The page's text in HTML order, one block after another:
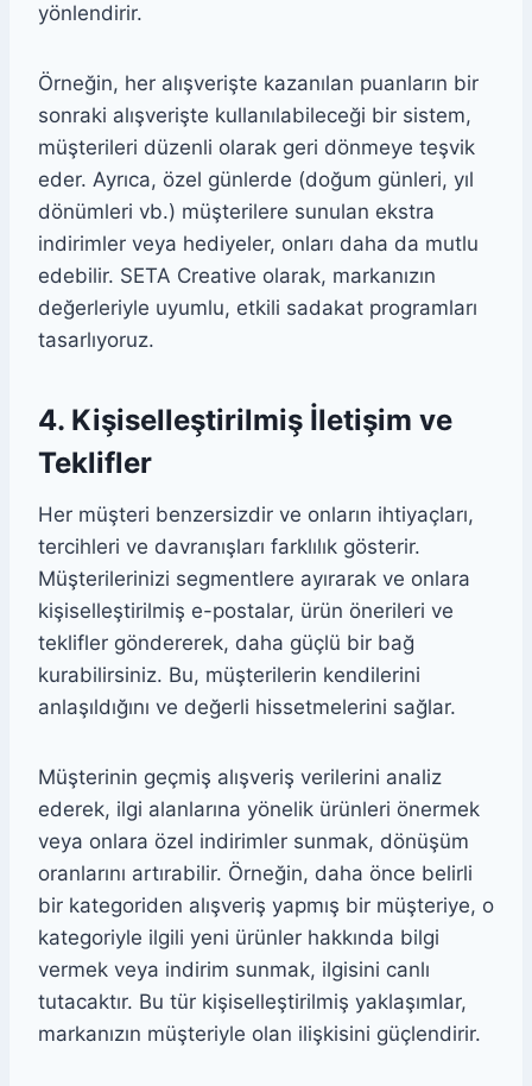
yönlendirir.
Örneğin, her alışverişte kazanılan puanların bir
sonraki alışverişte kullanılabileceği bir sistem,
müşterileri düzenli olarak geri dönmeye teşvik
eder. Ayrıca, özel günlerde (doğum günleri, yıl
dönümleri vb.) müşterilere sunulan ekstra
indirimler veya hediyeler, onları daha da mutlu
edebilir. SETA Creative olarak, markanızın
değerleriyle uyumlu, etkili sadakat programları
tasarlıyoruz.
4. Kişiselleştirilmiş İletişim ve
Teklifler
Her müşteri benzersizdir ve onların ihtiyaçları,
tercihleri ve davranışları farklılık gösterir.
Müşterilerinizi segmentlere ayırarak ve onlara
kişiselleştirilmiş e-postalar, ürün önerileri ve
teklifler göndererek, daha güçlü bir bağ
kurabilirsiniz. Bu, müşterilerin kendilerini
anlaşıldığını ve değerli hissetmelerini sağlar.
Müşterinin geçmiş alışveriş verilerini analiz
ederek, ilgi alanlarına yönelik ürünleri önermek
veya onlara özel indirimler sunmak, dönüşüm
oranlarını artırabilir. Örneğin, daha önce belirli
bir kategoriden alışveriş yapmış bir müşteriye, o
kategoriyle ilgili yeni ürünler hakkında bilgi
vermek veya indirim sunmak, ilgisini canlı
tutacaktır. Bu tür kişiselleştirilmiş yaklaşımlar,
markanızın müşteriyle olan ilişkisini güçlendirir.